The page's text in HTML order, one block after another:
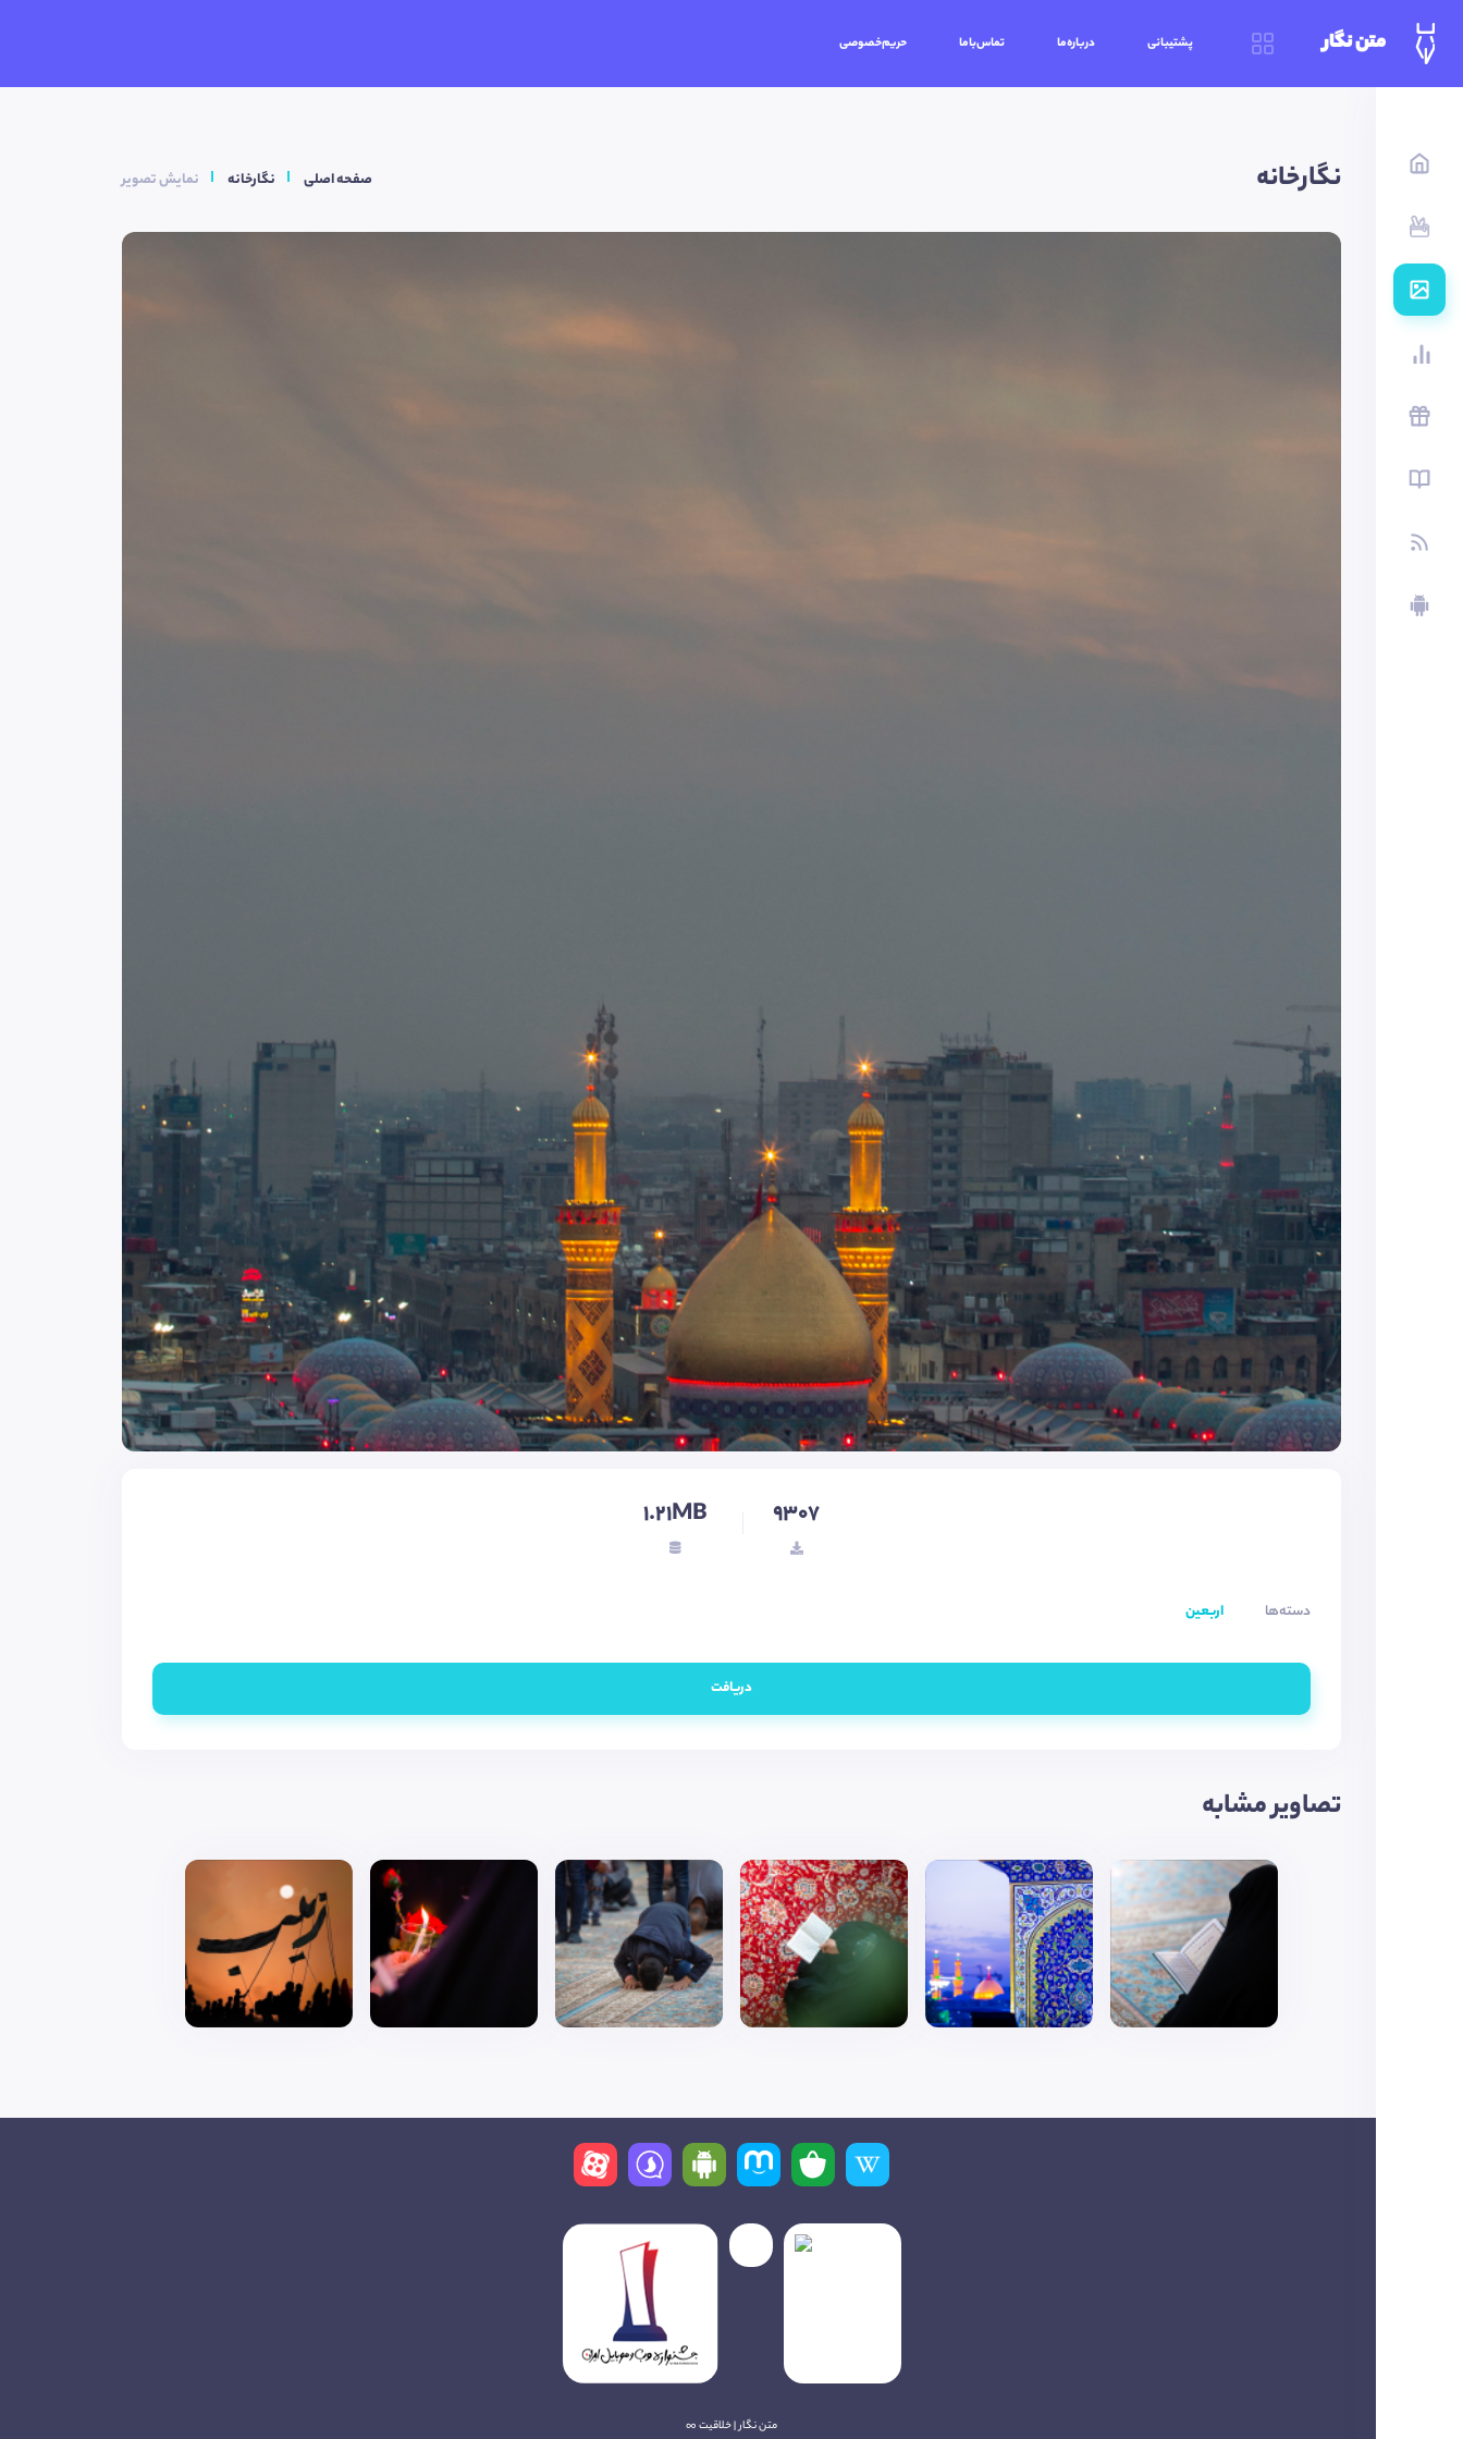
متن نگار پشتیبانی درباره‌ما تماس‌باما حریم‌خصوصی
نگارخانه صفحه اصلی نگارخانه نمایش تصویر
9307
1.21MB
دسته‌ها اربعین
دریافت
تصاویر مشابه
متن نگار | خلاقیت ∞